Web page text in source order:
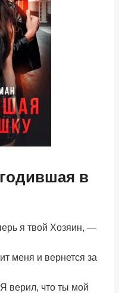
в
я твой Хозяин, —
меня и вернется за
верил, что ты мой